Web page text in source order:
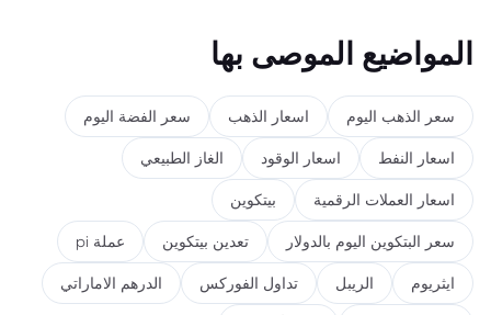
المواضيع الموصى بها
سعر الذهب اليوم اسعار الذهب سعر الفضة اليوم
اسعار النفط اسعار الوقود الغاز الطبيعي
اسعار العملات الرقمية بيتكوين
سعر البتكوين اليوم بالدولار تعدين بيتكوين عملة pi
ايثريوم الريبل تداول الفوركس الدرهم الاماراتي